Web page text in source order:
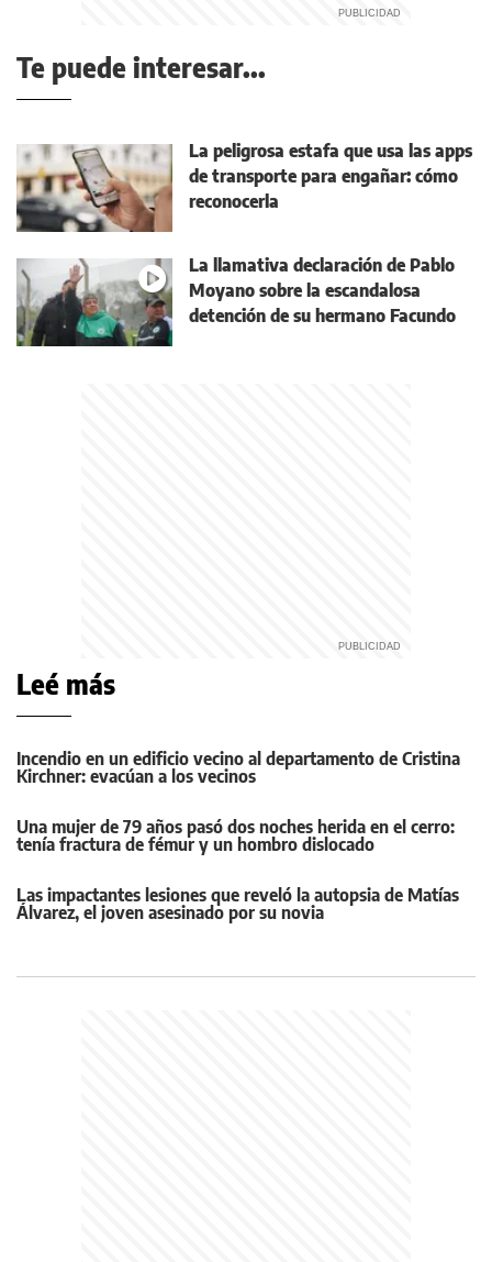
Te puede interesar...
La peligrosa estafa que usa las apps
de transporte para engañar: cómo
reconocerla
La llamativa declaración de Pablo
Moyano sobre la escandalosa
detención de su hermano Facundo
Leé más
Incendio en un edificio vecino al departamento de Cristina
Kirchner: evacúan a los vecinos
Una mujer de 79 años pasó dos noches herida en el cerro:
tenía fractura de fémur y un hombro dislocado
Las impactantes lesiones que reveló la autopsia de Matías
Álvarez, el joven asesinado por su novia